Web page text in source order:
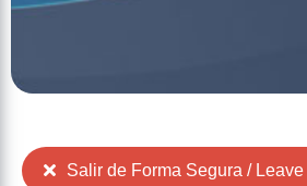
Salir de Forma Segura /